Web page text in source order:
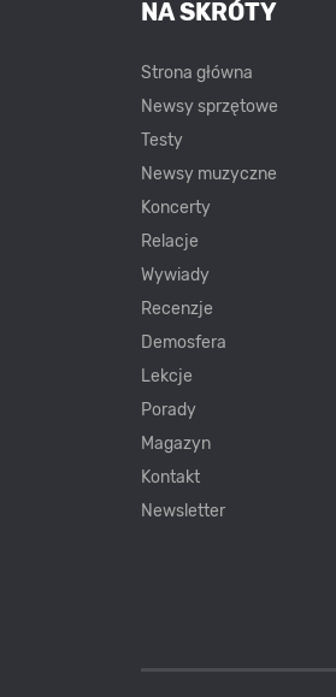
NA SKRÓTY
Strona główna
Newsy sprzętowe
Testy
Newsy muzyczne
Koncerty
Relacje
Wywiady
Recenzje
Demosfera
Lekcje
Porady
Magazyn
Kontakt
Newsletter